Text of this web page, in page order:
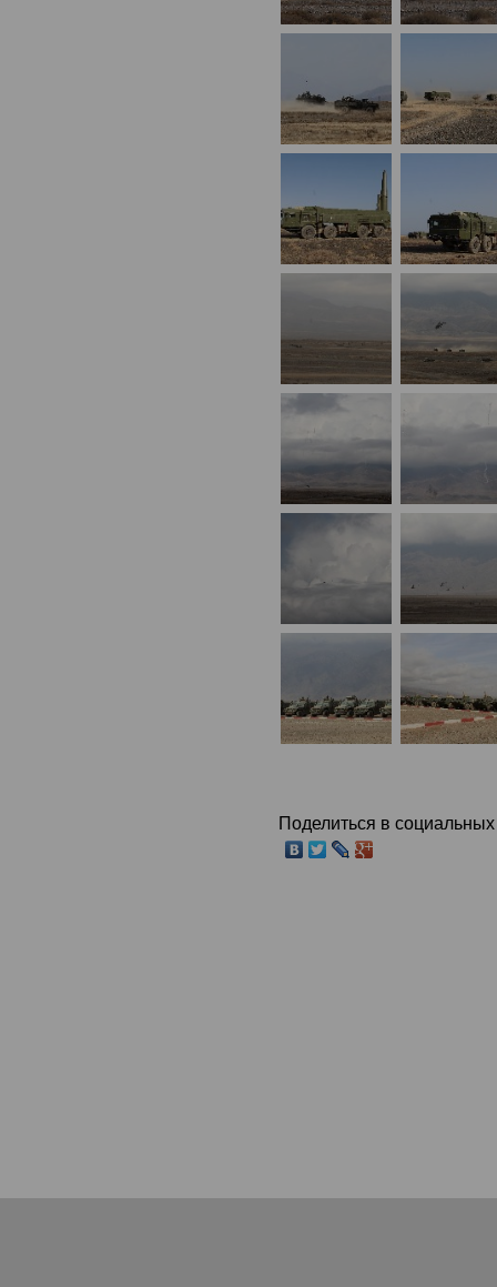
Поделиться в социальных